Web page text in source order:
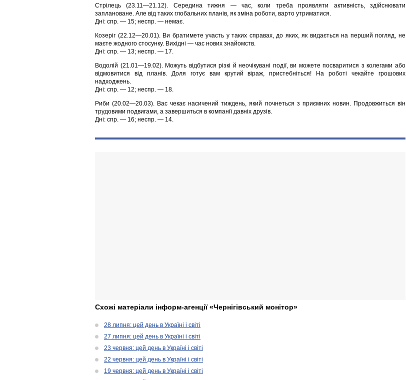
Стрілець (23.11—21.12). Середина тижня — час, коли треба проявляти активнiсть, здiйснювати
заплановане. Але вiд таких глобальних планiв, як змiна роботи, варто утриматися.
Дні: спр. — 15; неспр. — немає.
Козеріг (22.12—20.01). Ви братимете участь у таких справах, до яких, як видається на перший погляд, не
маєте жодного стосунку. Вихiднi — час нових знайомств.
Дні: спр. — 13; неспр. — 17.
Водолій (21.01—19.02). Можуть вiдбутися рiзкi й неочiкуванi подiї, ви можете посваритися з колегами або
вiдмовитися вiд планiв. Доля готує вам крутий вiраж, пристебнiться! На роботi чекайте грошових
надходжень.
Дні: спр. — 12; неспр. — 18.
Риби (20.02—20.03). Вас чекає насичений тиждень, який почнеться з приємних новин. Продовжиться вiн
трудовими подвигами, а завершиться в компанiї давнiх друзiв.
Дні: спр. — 16; неспр. — 14.
Схожі матеріали інформ-агенції «Чернігівський монітор»
28 липня: цей день в Україні і світі
27 липня: цей день в Україні і світі
23 червня: цей день в Україні і світі
22 червня: цей день в Україні і світі
19 червня: цей день в Україні і світі